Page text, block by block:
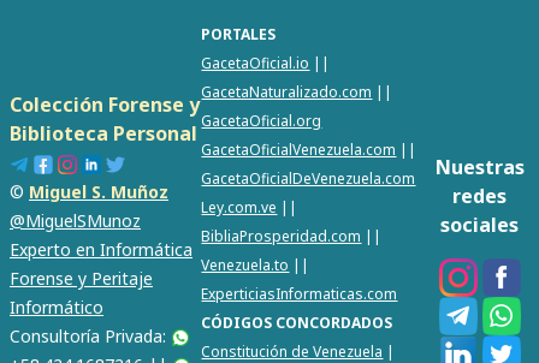
Colección Forense y
Biblioteca Personal
© Miguel S. Muñoz
@MiguelSMunoz
Experto en Informática
Forense y Peritaje
Informático
Consultoría Privada:
PORTALES
GacetaOficial.io ||
GacetaNaturalizado.com ||
GacetaOficial.org
GacetaOficialVenezuela.com ||
GacetaOficialDeVenezuela.com
Ley.com.ve ||
BibliaProsperidad.com ||
Venezuela.to ||
ExperticiasInformaticas.com
CÓDIGOS CONCORDADOS
Constitución de Venezuela |
Nuestras
redes
sociales